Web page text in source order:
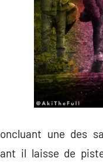
une des
il laisse de